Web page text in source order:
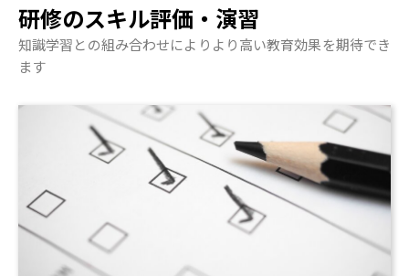
研修のスキル評価・演習
知識学習との組み合わせによりより高い教育効果を期待でき
ます